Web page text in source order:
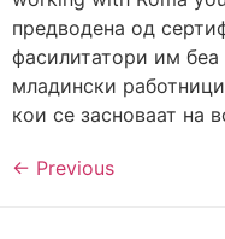
предводена од
фасилитатори им беа
младински
кои се засноваат на
← Previous